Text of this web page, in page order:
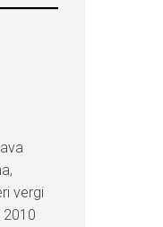
vergi
2010